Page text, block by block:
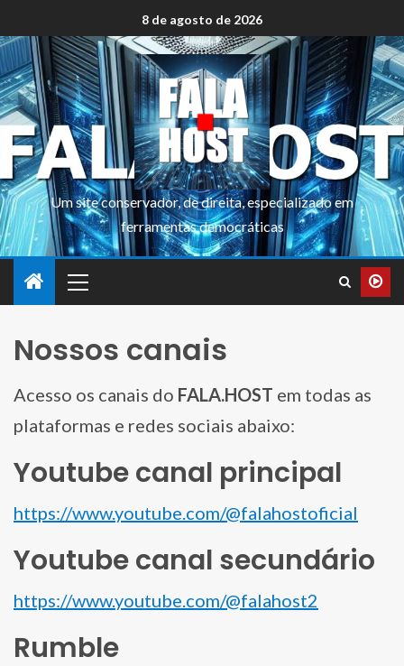
8 de agosto de 2026
Um site conservador, de direita, especializado em
ferramentas democráticas
Nossos canais
Acesso os canais do FALA.HOST em todas as
plataformas e redes sociais abaixo:
Youtube canal principal
https://www.youtube.com/@falahostoficial
Youtube canal secundário
https://www.youtube.com/@falahost2
Rumble